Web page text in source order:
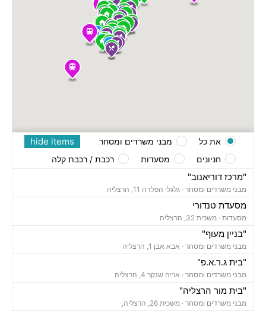
"מרכז דוריאנוב"
מבני משרדים ומסחר · גלגלי הפלדה 11, הרצליה
מסעדת טנדורי
מסעדות · משכית 32, הרצליה
"בניין מעוף"
מבני משרדים ומסחר · אבא אבן 1, הרצליה
"בית ג.ר.א.פ"
מבני משרדים ומסחר · אריה שנקר 4, הרצליה
"בית מור הרצליה"
מבני משרדים ומסחר · משכית 26, הרצליה,
hide items את כל
מבני משרדים ומסחר
חניונים
מסעדות רכבת / רכבת קלה